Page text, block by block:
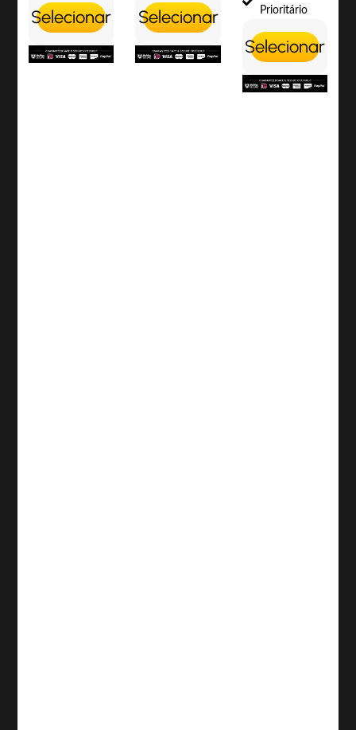
Selecionar Selecionar
Prioritário
Selecionar